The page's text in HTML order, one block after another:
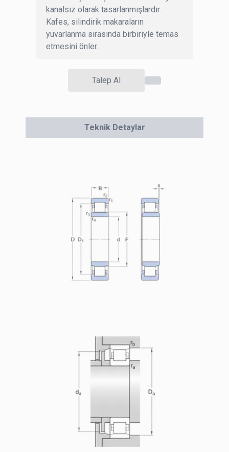
kanalsız olarak tasarlanmışlardır.
Kafes, silindirik makaraların
yuvarlanma sırasında birbiriyle temas
etmesini önler.
Talep Al
Teknik Detaylar